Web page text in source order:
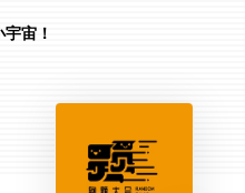
宙！